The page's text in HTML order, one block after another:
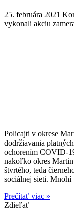
25. februára 2021
vykonali akciu
Policajti v okrese
dodržiavania
ochorením COVID-
nakoľko okres Martin
štvrtého, teda
sociálnej sieti.
Prečítať viac »
Zdieľať